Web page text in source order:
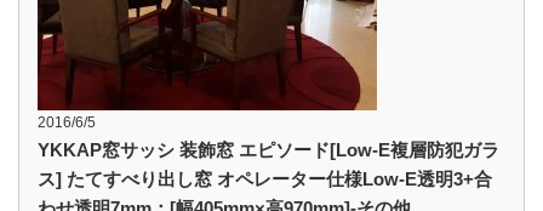
2016/6/5
YKKAP窓サッシ 装飾窓 エピソード[Low-E複層防犯ガラ
ス] たてすべり出し窓 オペレーター仕様Low-E透明3+合